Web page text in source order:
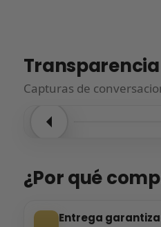
Capturas de
¿Por qué
Entrega